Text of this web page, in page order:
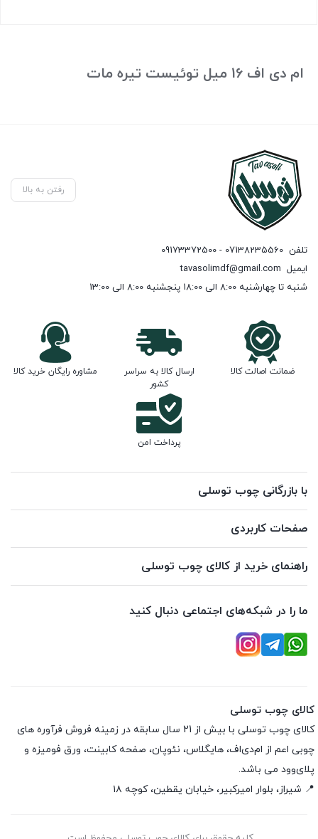
ام دی اف 16 میل توئیست تیره مات
رفتن به بالا
تلفن 07138235560 - 09173372500
ایمیل tavasolimdf@gmail.com
شنبه تا چهارشنبه 8:00 الی 18:00 پنجشنبه 8:00 الی 13:00
ضمانت اصالت کالا
ارسال کالا به سراسر
کشور
مشاوره رایگان خرید کالا
پرداخت امن
با بازرگانی چوب توسلی
صفحات کاربردی
راهنمای خرید از کالای چوب توسلی
ما را در شبکه‌های اجتماعی دنبال کنید
کالای چوب توسلی
کالای چوب توسلی با بیش از 21 سال سابقه در زمینه فروش فرآوره های
چوبی اعم از ام‌دی‌اف، هایگلاس، نئوپان، صفحه کابینت، ورق فومیزه و
پلای‌وود می باشد.
📍 شیراز، بلوار امیرکبیر، خیابان یقطین، کوچه ۱۸